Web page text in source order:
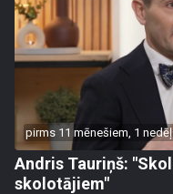
pirms 11 mēnešiem, 1
Andris Tauriņš:
skolotājiem"